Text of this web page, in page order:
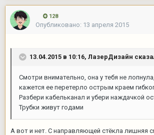
128
Опубликовано: 13 апреля 2015
13.04.2015 в 10:16, ЛазерДизайн
Смотри внимательно, она у тебя не
кажется ее перетерло острым краем
Разбери кабельканал и убери наждачкой
Трубки живут годами
А вот и нет. С направляющей стёкла лишняя